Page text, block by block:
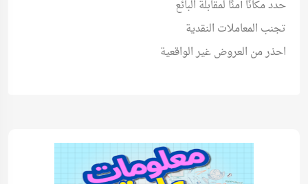
حدد مكانًا آمنًا لمقابلة البائع
تجنب المعاملات النقدية
احذر من العروض غير الواقعية